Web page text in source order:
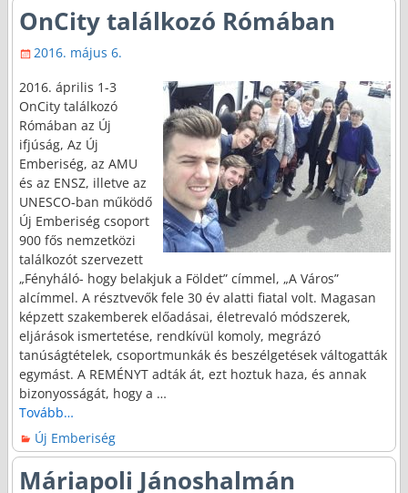
OnCity találkozó Rómában
2016. május 6.
2016. április 1-3
OnCity találkozó
Rómában az Új
ifjúság, Az Új
Emberiség, az AMU
és az ENSZ, illetve az
UNESCO-ban működő
Új Emberiség csoport
900 fős nemzetközi
találkozót szervezett
„Fényháló- hogy belakjuk a Földet” címmel, „A Város”
alcímmel. A résztvevők fele 30 év alatti fiatal volt. Magasan
képzett szakemberek előadásai, életrevaló módszerek,
eljárások ismertetése, rendkívül komoly, megrázó
tanúságtételek, csoportmunkák és beszélgetések váltogatták
egymást. A REMÉNYT adták át, ezt hoztuk haza, és annak
bizonyosságát, hogy a …
Tovább…
Új Emberiség
Máriapoli Jánoshalmán